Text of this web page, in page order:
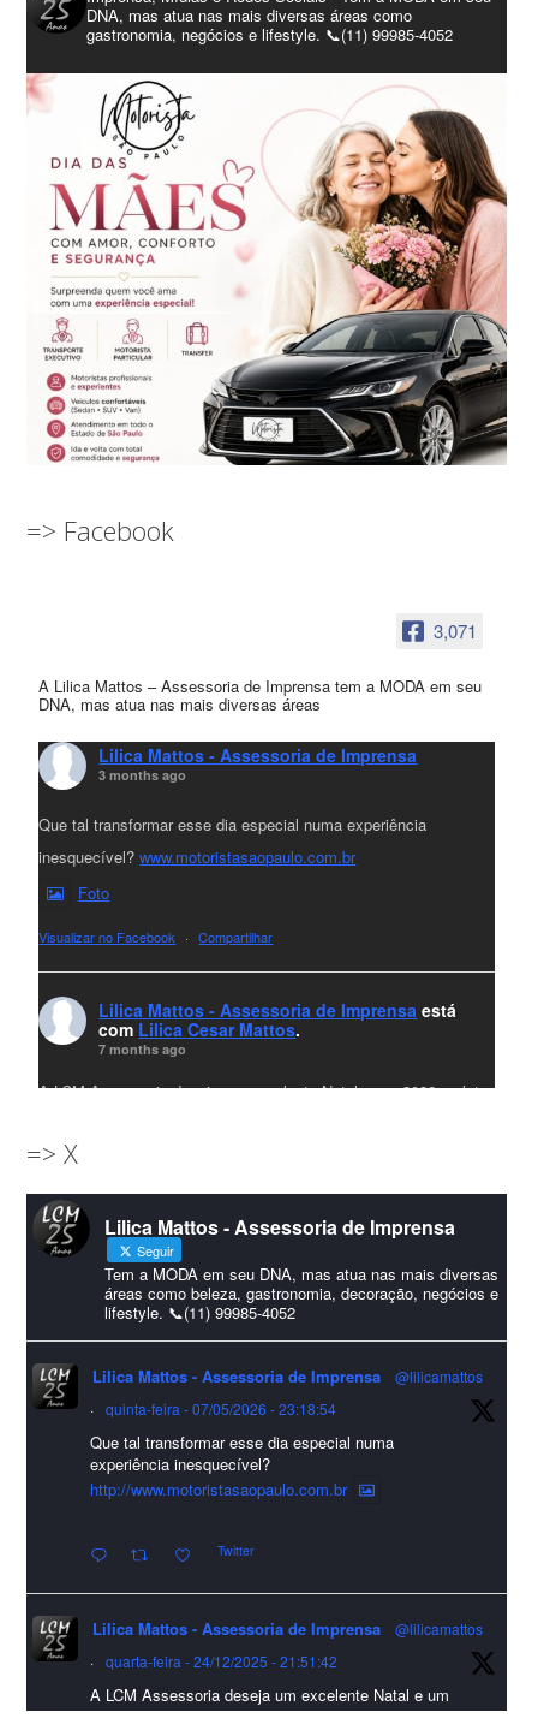
DNA, mas atua nas mais diversas áreas como
gastronomia, negócios e lifestyle. 📞(11) 99985-4052
=> Facebook
3,071
A Lilica Mattos – Assessoria de Imprensa tem a MODA em seu
DNA, mas atua nas mais diversas áreas
Lilica Mattos - Assessoria de Imprensa
3 months ago
Que tal transformar esse dia especial numa experiência
inesquecível?www.motoristasaopaulo.com.br
Foto
Visualizar no Facebook · Compartilhar
Lilica Mattos - Assessoria de Imprensa está
com Lilica Cesar Mattos.
7 months ago
A LCM Assessoria deseja um excelente Natal e um 2026 repleto
amigos que sempre nos acompanham!🎄✨🥂❤️
#lcmassessoriassessoria#natal #merrychristmas #felizanonovo
#HappyNewYear
Foto
Visualizar no Facebook · Compartilhar
Lilica Mattos - Assessoria de Imprensa
9 months ago
A Abrafas - Associação Brasileira de Fibras Artificiais e
Sintéticas foi destaque na Revista Química e Derivados, na
incertezas do mercado global".
Confira detalhes 🗞📰📈
#sustentabilidade #FibrasSintéticas #EconomiaCircular #Abrafas
#IndústriaTêxtil
Foto
=> X
Lilica Mattos - Assessoria de Imprensa
Seguir
Tem a MODA em seu DNA, mas atua nas mais diversas
áreas como beleza, gastronomia, decoração, negócios e
lifestyle. 📞(11) 99985-4052
Lilica Mattos - Assessoria de Imprensa
@lilicamattos
·
quinta-feira - 07/05/2026 - 23:18:54
Que tal transformar esse dia especial numa
experiência inesquecível?
http://www.motoristasaopaulo.com.br
Twitter
Lilica Mattos - Assessoria de Imprensa
@lilicamattos
·
quarta-feira - 24/12/2025 - 21:51:42
A LCM Assessoria deseja um excelente Natal e um
2026 repleto de conquistas e realizações para todos